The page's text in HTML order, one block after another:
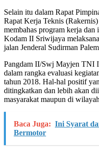
Selain itu dalam Rapat
Rapat Kerja Teknis
membahas program kerja dan
Kodam II Sriwijaya
jalan Jenderal Sudirman
Pangdam II/Swj Mayjen TNI
dalam rangka evaluasi
tahun 2018. Hal-hal positif
ditingkatkan dan lebih akan
masyarakat maupun di
Baca Juga: Ini Syarat
Bermotor